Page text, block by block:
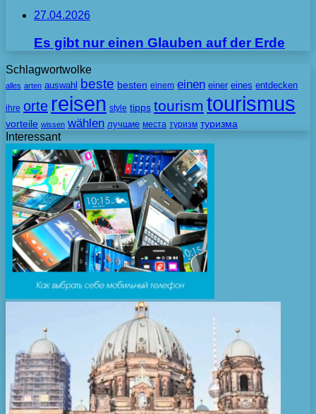
27.04.2026
Es gibt nur einen Glauben auf der Erde
Schlagwortwolke
alles arten auswahl beste besten einem einen einer eines entdecken
ihre orte reisen style tipps tourism tourismus
vorteile wissen wählen лучшие места туризм туризма
Interessant